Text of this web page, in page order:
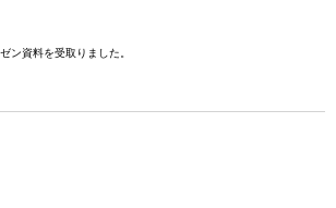
ン資料を受取りました。